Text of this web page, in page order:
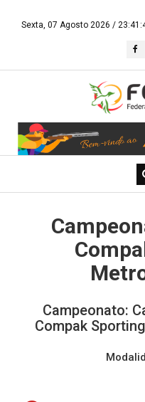
Sexta, 07 Agosto 2026 /
Campeonato:
Compak